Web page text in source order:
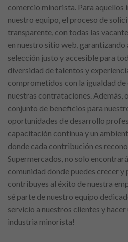
comercio minorista. Para aquellos
nuestro equipo, el proceso de
transparente, con todas las
en nuestro sitio web, garantizando
selección justo y accesible para
diversidad de talentos y
comprometidos con la igualdad
nuestras contrataciones. Además,
conjunto de beneficios para
oportunidades de desarrollo
capacitación continua y un
donde cada contribución es
Supermercados, no solo
comunidad donde puedes crecer
contribuyes al éxito de nuestra
sé parte de nuestro equipo
servicio a nuestros clientes y hacer
industria minorista!